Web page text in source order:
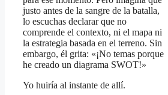
justo antes de la sangre de la batalla,
lo escuchas declarar que no
comprende el contexto, ni el mapa ni
la estrategia basada en el terreno. Sin
embargo, él grita: «¡No temas porque
he creado un diagrama SWOT!»
Yo huiría al instante de allí.